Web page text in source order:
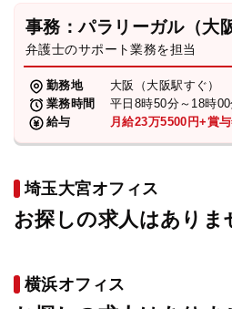
事務：パラリーガル（大
弁護士のサポート業務を担当
勤務地
大阪（大阪駅すぐ）
業務時間
平日8時50分～18時00
給与
月給23万5500円+賞
埼玉大宮オフィス
お探しの求人はありま
横浜オフィス